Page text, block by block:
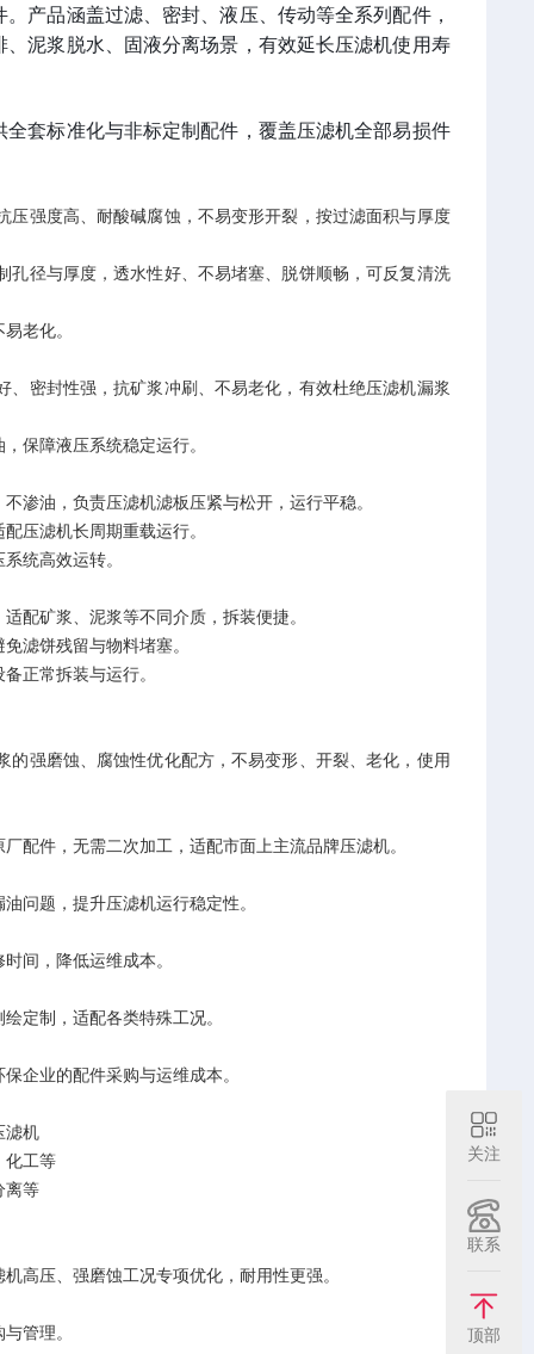
产品涵盖过滤、密封、液压、传动等全系列配件，
泥浆脱水、固液分离场景，有效延长压滤机使用寿
套标准化与非标定制配件，覆盖压滤机全部易损件
强度高、耐酸碱腐蚀，不易变形开裂，按过滤面积与厚度
径与厚度，透水性好、不易堵塞、脱饼顺畅，可反复清洗
老化。
密封性强，抗矿浆冲刷、不易老化，有效杜绝压滤机漏浆
保障液压系统稳定运行。
渗油，负责压滤机滤板压紧与松开，运行平稳。
压滤机长周期重载运行。
统高效运转。
配矿浆、泥浆等不同介质，拆装便捷。
滤饼残留与物料堵塞。
正常拆装与运行。
强磨蚀、腐蚀性优化配方，不易变形、开裂、老化，使用
配件，无需二次加工，适配市面上主流品牌压滤机。
问题，提升压滤机运行稳定性。
间，降低运维成本。
定制，适配各类特殊工况。
企业的配件采购与运维成本。
滤机
化工等
离等
高压、强磨蚀工况专项优化，耐用性更强。
管理。
关注
联系
顶部